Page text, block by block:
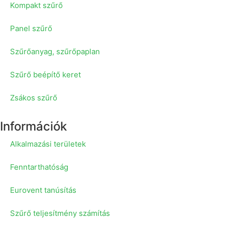
Kompakt szűrő
Panel szűrő
Szűrőanyag, szűrőpaplan
Szűrő beépítő keret
Zsákos szűrő
Információk
Alkalmazási területek
Fenntarthatóság
Eurovent tanúsítás
Szűrő teljesítmény számítás